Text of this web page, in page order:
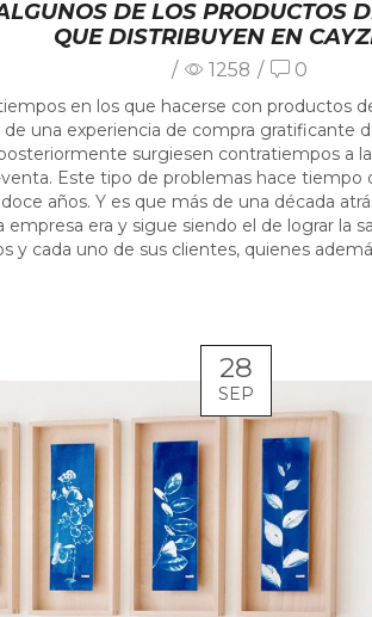
DE LOS PRODUCTOS
QUE DISTRIBUYEN EN
/ 1258 / 0
en los que hacerse con productos
de una experiencia de compra gratificante
surgiesen contratiempos a
Este tipo de problemas hace tiempo
años. Y es que más de una década
empresa era y sigue siendo el de lograr la
y cada uno de sus clientes, quienes
28
SEP